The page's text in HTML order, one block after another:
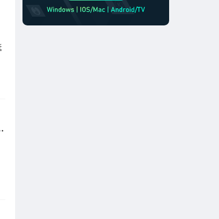
速器使用指南来了~